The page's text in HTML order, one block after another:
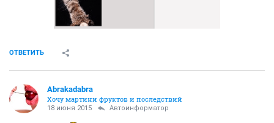
ОТВЕТИТЬ
Abrakadabra
Хочу мартини фруктов и последствий
18 июня 2015 Автоинформатор